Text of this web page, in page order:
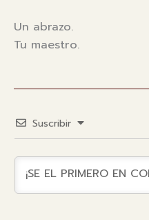
Un abrazo.
Tu maestro.
Suscribir